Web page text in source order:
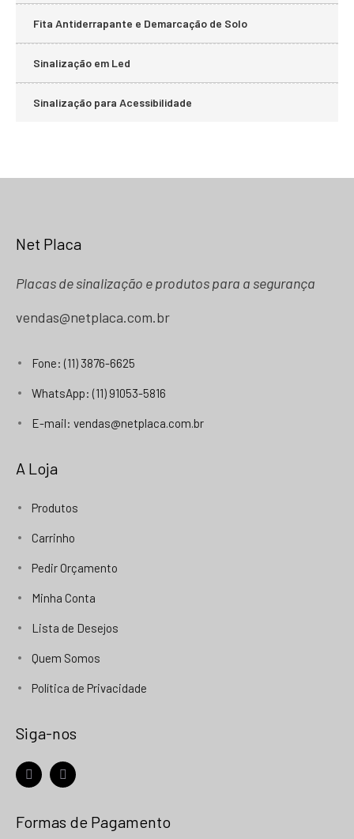
Fita Antiderrapante e Demarcação de Solo
Sinalização em Led
Sinalização para Acessibilidade
Net Placa
Placas de sinalização e produtos para a segurança
vendas@netplaca.com.br
Fone: (11) 3876-6625
WhatsApp: (11) 91053-5816
E-mail: vendas@netplaca.com.br
A Loja
Produtos
Carrinho
Pedir Orçamento
Minha Conta
Lista de Desejos
Quem Somos
Política de Privacidade
Siga-nos
Formas de Pagamento